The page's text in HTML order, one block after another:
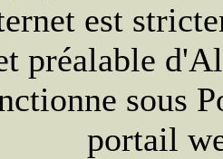
est
préalable
sous
portail